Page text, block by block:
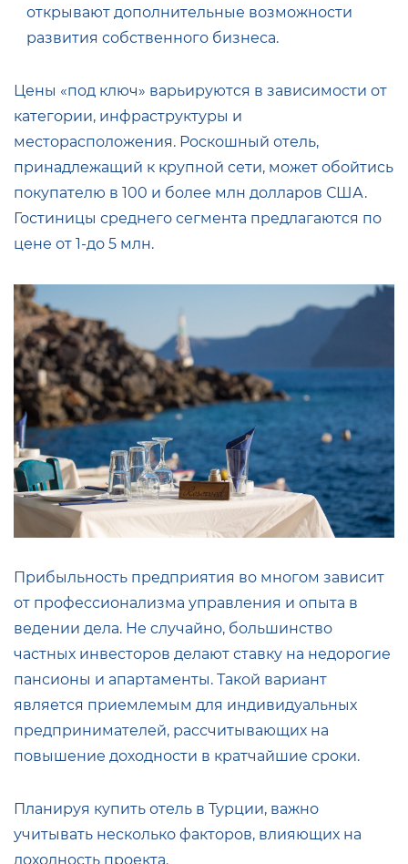
открывают дополнительные возможности
развития собственного бизнеса.
Цены «под ключ» варьируются в зависимости от
категории, инфраструктуры и
месторасположения. Роскошный отель,
принадлежащий к крупной сети, может обойтись
покупателю в 100 и более млн долларов США.
Гостиницы среднего сегмента предлагаются по
цене от 1-до 5 млн.
Прибыльность предприятия во многом зависит
от профессионализма управления и опыта в
ведении дела. Не случайно, большинство
частных инвесторов делают ставку на недорогие
пансионы и апартаменты. Такой вариант
является приемлемым для индивидуальных
предпринимателей, рассчитывающих на
повышение доходности в кратчайшие сроки.
Планируя купить отель в Турции, важно
учитывать несколько факторов, влияющих на
доходность проекта.